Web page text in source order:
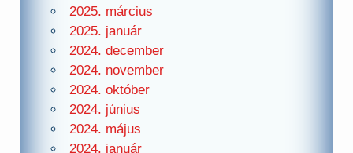
2025. március
2025. január
2024. december
2024. november
2024. október
2024. június
2024. május
2024. január